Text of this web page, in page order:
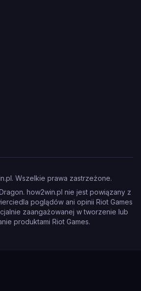
Wszelkie prawa zastrzeżone.
how2win.pl nie jest powiązany z
poglądów ani opinii Riot Games
zaangażowanej w tworzenie lub
produktami Riot Games.